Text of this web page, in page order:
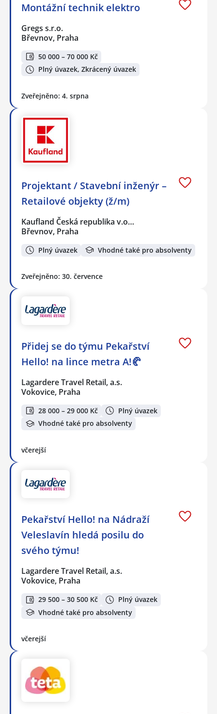
Montážní technik elektro
Gregs s.r.o.
Břevnov, Praha
50 000 – 70 000 Kč
Plný úvazek, Zkrácený úvazek
Zveřejněno: 4. srpna
Projektant / Stavební inženýr –
Retailové objekty (ž/m)
Kaufland Česká republika v.o…
Břevnov, Praha
Plný úvazek Vhodné také pro absolventy
Zveřejněno: 30. července
Přidej se do týmu Pekařství
Hello! na lince metra A!🥐
Lagardere Travel Retail, a.s.
Vokovice, Praha
28 000 – 29 000 Kč
Plný úvazek
Vhodné také pro absolventy
včerejší
Pekařství Hello! na Nádraží
Veleslavín hledá posilu do
svého týmu!
Lagardere Travel Retail, a.s.
Vokovice, Praha
29 500 – 30 500 Kč
Plný úvazek
Vhodné také pro absolventy
včerejší